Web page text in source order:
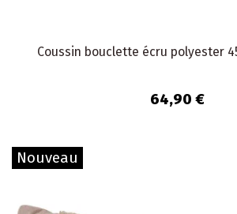
Coussin bouclette écru polyester
64,90 €
Nouveau